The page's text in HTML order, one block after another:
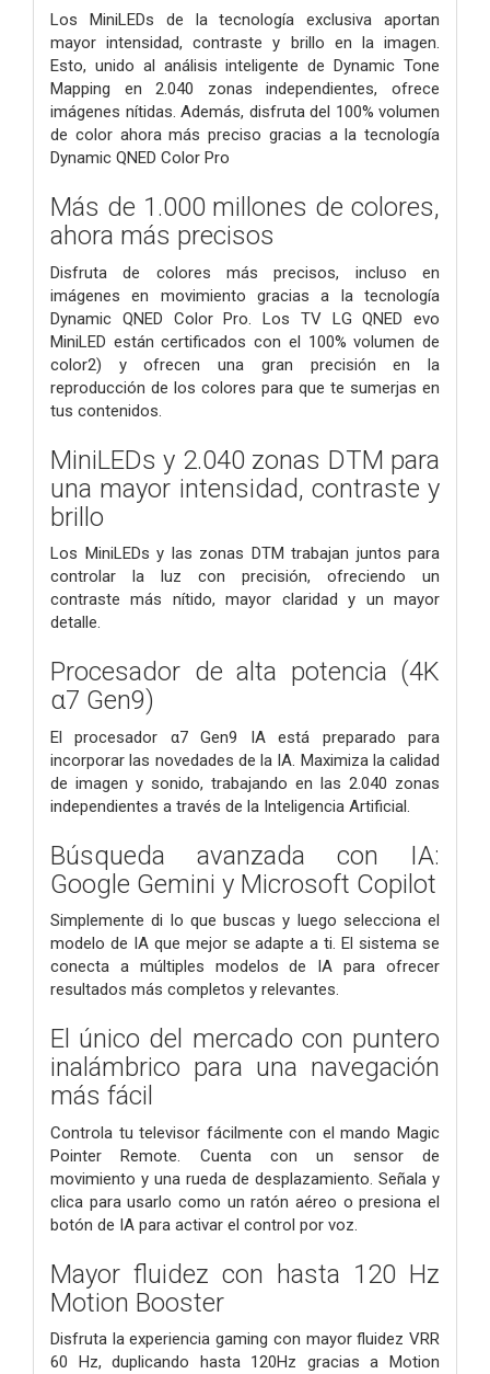
Los MiniLEDs de la tecnología exclusiva aportan
mayor intensidad, contraste y brillo en la imagen.
Esto, unido al análisis inteligente de Dynamic Tone
Mapping en 2.040 zonas independientes, ofrece
imágenes nítidas. Además, disfruta del 100% volumen
de color ahora más preciso gracias a la tecnología
Dynamic QNED Color Pro
Más de 1.000 millones de colores,
ahora más precisos
Disfruta de colores más precisos, incluso en
imágenes en movimiento gracias a la tecnología
Dynamic QNED Color Pro. Los TV LG QNED evo
MiniLED están certificados con el 100% volumen de
color2) y ofrecen una gran precisión en la
reproducción de los colores para que te sumerjas en
tus contenidos.
MiniLEDs y 2.040 zonas DTM para
una mayor intensidad, contraste y
brillo
Los MiniLEDs y las zonas DTM trabajan juntos para
controlar la luz con precisión, ofreciendo un
contraste más nítido, mayor claridad y un mayor
detalle.
Procesador de alta potencia (4K
α7 Gen9)
El procesador α7 Gen9 IA está preparado para
incorporar las novedades de la IA. Maximiza la calidad
de imagen y sonido, trabajando en las 2.040 zonas
independientes a través de la Inteligencia Artificial.
Búsqueda avanzada con IA:
Google Gemini y Microsoft Copilot
Simplemente di lo que buscas y luego selecciona el
modelo de IA que mejor se adapte a ti. El sistema se
conecta a múltiples modelos de IA para ofrecer
resultados más completos y relevantes.
El único del mercado con puntero
inalámbrico para una navegación
más fácil
Controla tu televisor fácilmente con el mando Magic
Pointer Remote. Cuenta con un sensor de
movimiento y una rueda de desplazamiento. Señala y
clica para usarlo como un ratón aéreo o presiona el
botón de IA para activar el control por voz.
Mayor fluidez con hasta 120 Hz
Motion Booster
Disfruta la experiencia gaming con mayor fluidez VRR
60 Hz, duplicando hasta 120Hz gracias a Motion